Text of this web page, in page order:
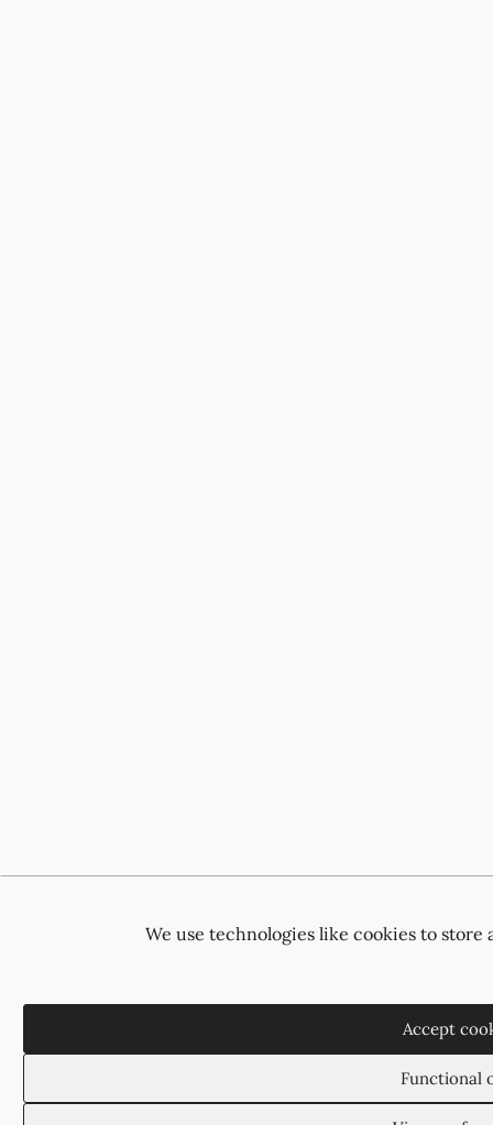
We use technologies like cookies to
Accept
Functional